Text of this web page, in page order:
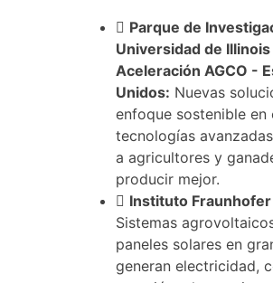
Parque de
Universidad de
Aceleración AGCO -
Unidos: Nuevas
enfoque sostenible en
tecnologías
a agricultores y
producir mejor.
Instituto
Sistemas
paneles solares en
generan electricidad,